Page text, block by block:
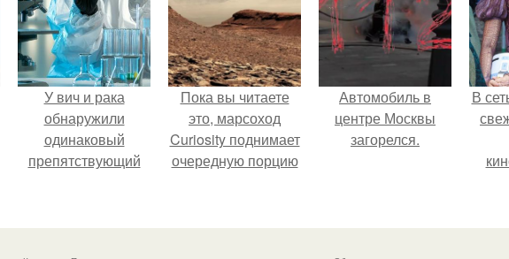
беременности и
оставили в матке
плаценту.
У вич и рака
обнаружили
одинаковый
препятствующий
Пока вы читаете
это, марсоход
Curiosity поднимает
очередную порцию
Автомобиль в
центре Москвы
загорелся.
В